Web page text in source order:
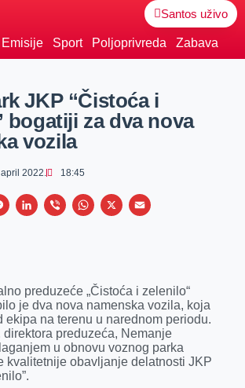
Santos uživo
Emisije Sport Poljoprivreda Zabava
JKP “Čistoća i
bogatiji za dva nova
vozila
2022. 18:45
M
e
n
g
e
r
L
e
d
I
n
V
r
W
s
A
p
p
X
E
l
preduzeće „Čistoća i zelenilo“
je dva nova namenska vozila, koja
ekipa na terenu u narednom periodu.
direktora preduzeća, Nemanje
u obnovu voznog parka
kvalitetnije obavljanje delatnosti JKP